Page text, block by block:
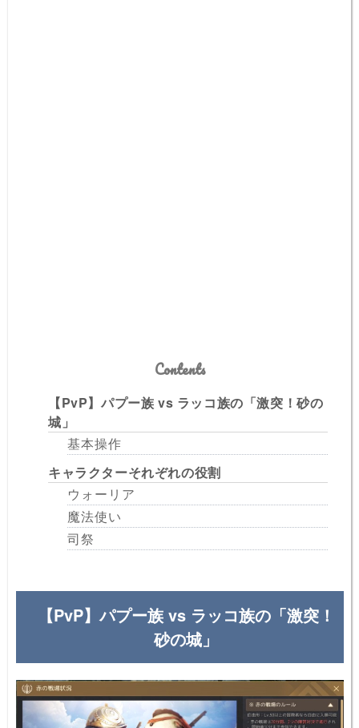
Contents
【PvP】パプー族 vs ラッコ族の「激突！砂の
城」
基本操作
キャラクターそれぞれの役割
ウォーリア
魔法使い
司祭
【PvP】パプー族 vs ラッコ族の「激突！
砂の城」